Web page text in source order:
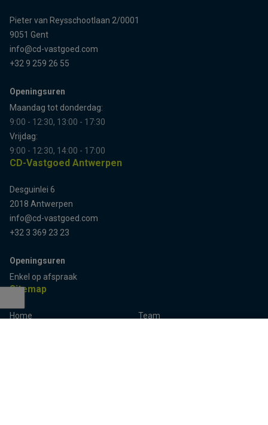
Pieter van Reysschootlaan 2/0001
9051 Gent
info@cd-vastgoed.com
+32 9 259 26 55
Openingsuren
Maandag tot donderdag:
9:00 - 12:30, 13:00 - 17:30
Vrijdag:
9:00 - 12:30, 14:00 - 17:00
CD-Vastgoed Antwerpen
Desguinlei 6
2018 Antwerpen
info@cd-vastgoed.com
+32 3 369 23 23
Openingsuren
Enkel op afspraak
Sitemap
Home
Team